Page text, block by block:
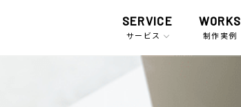
SERVICE
サービス
WORKS
制作実例